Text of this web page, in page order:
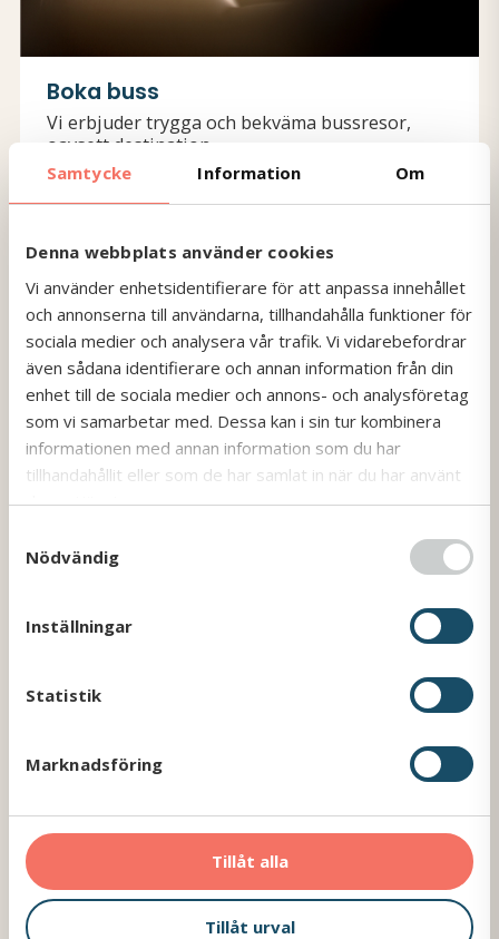
Samtycke Information Om
Denna webbplats använder cookies
Vi använder enhetsidentifierare för att anpassa innehållet
och annonserna till användarna, tillhandahålla funktioner för
sociala medier och analysera vår trafik. Vi vidarebefordrar
även sådana identifierare och annan information från din
enhet till de sociala medier och annons- och analysföretag
som vi samarbetar med. Dessa kan i sin tur kombinera
informationen med annan information som du har
tillhandahållit eller som de har samlat in när du har använt
deras tjänster.
Nödvändig
Inställningar
Statistik
Marknadsföring
Tillåt alla
Tillåt urval
Boka buss
Vi erbjuder trygga och bekväma bussresor,
oavsett destination.
Läs mer
Hittegods
Har du glömt något på resan? Kontakta oss så
hjälper vi dig att hitta det.